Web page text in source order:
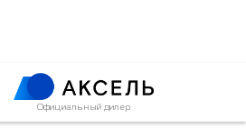
Официальный дилер